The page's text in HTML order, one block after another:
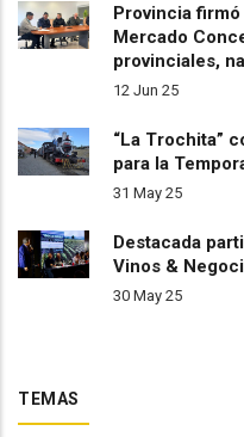
Provincia
Mercado
provinciales,
12 Jun 25
“La Trochita”
para la
31 May 25
Destacada
Vinos &
30 May 25
TEMAS